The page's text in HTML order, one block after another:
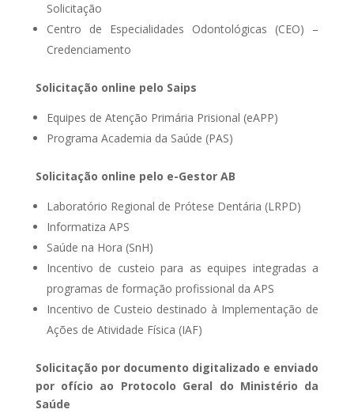
Solicitação
Centro de Especialidades Odontológicas (CEO) –
Credenciamento
Solicitação online pelo Saips
Equipes de Atenção Primária Prisional (eAPP)
Programa Academia da Saúde (PAS)
Solicitação online pelo e-Gestor AB
Laboratório Regional de Prótese Dentária (LRPD)
Informatiza APS
Saúde na Hora (SnH)
Incentivo de custeio para as equipes integradas a
programas de formação profissional da APS
Incentivo de Custeio destinado à Implementação de
Ações de Atividade Física (IAF)
Solicitação por documento digitalizado e enviado
por ofício ao Protocolo Geral do Ministério da
Saúde